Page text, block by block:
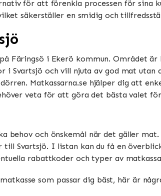
för att förenkla processen för sina
säkerställer en smidig och
Färingsö i Ekerö kommun. Området
i Svartsjö och vill njuta av god mat
Matkassarna.se hjälper dig att
veta för att göra det bästa valet
behov och önskemål när det gäller
till Svartsjö. I listan kan du få en
rabattkoder och typer av
som passar dig bäst, här är